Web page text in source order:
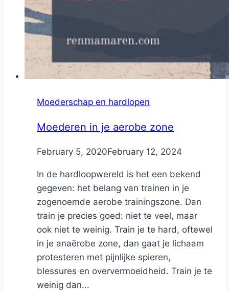
Moederschap en hardlopen
Moederen in je aerobe zone
ByNicole
February 5, 2020February 12, 2024
In de hardloopwereld is het een bekend
gegeven: het belang van trainen in je
zogenoemde aerobe trainingszone. Dan
train je precies goed: niet te veel, maar
ook niet te weinig. Train je te hard, oftewel
in je anaërobe zone, dan gaat je lichaam
protesteren met pijnlijke spieren,
blessures en oververmoeidheid. Train je te
weinig dan...